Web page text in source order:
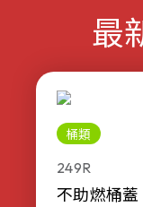
最
桶類
249R
不助燃桶蓋